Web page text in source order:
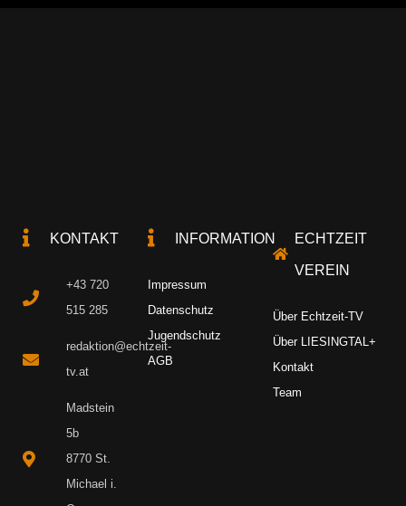
KONTAKT
+43 720
515 285
redaktion@echtzeit-
tv.at
Madstein
5b
8770 St.
Michael i.
INFORMATION
Impressum
Datenschutz
Jugendschutz
AGB
ECHTZEIT
VEREIN
Über Echtzeit-TV
Über LIESINGTAL+
Kontakt
Team